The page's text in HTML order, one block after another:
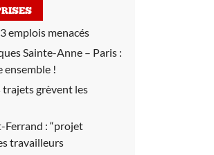
emplois menacés
Sainte-Anne – Paris :
ensemble !
trajets grèvent les
Ferrand : “projet
travailleurs